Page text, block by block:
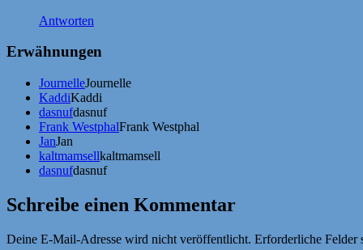
Antworten
Erwähnungen
JournelleJournelle
KaddiKaddi
dasnufdasnuf
Frank WestphalFrank Westphal
JanJan
kaltmamsellkaltmamsell
dasnufdasnuf
Schreibe einen Kommentar
Deine E-Mail-Adresse wird nicht veröffentlicht. Erforderliche Felder